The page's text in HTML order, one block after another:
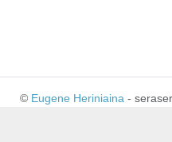
© Eugene Heriniaina -